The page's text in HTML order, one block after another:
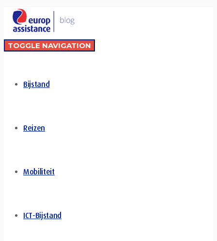
TOGGLE NAVIGATION
Bijstand
Reizen
Mobiliteit
ICT-Bijstand